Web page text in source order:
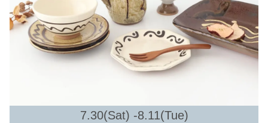
7.30(Sat) -8.11(Tue)